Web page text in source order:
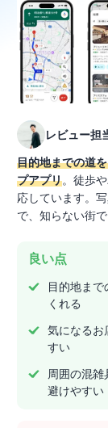
レビュー担
目的地までの道
プアプリ。徒歩
応しています。
で、知らない街
良い点
目的地ま
くれる
気になるお
すい
周囲の混雑
避けやすい